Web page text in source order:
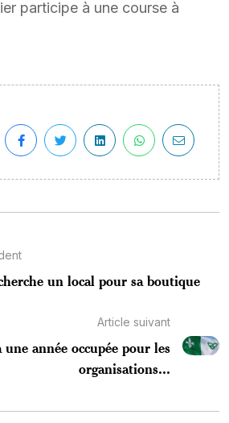
participe à une course à
un local pour sa boutique
Article suivant
une année occupée pour les
organisations...